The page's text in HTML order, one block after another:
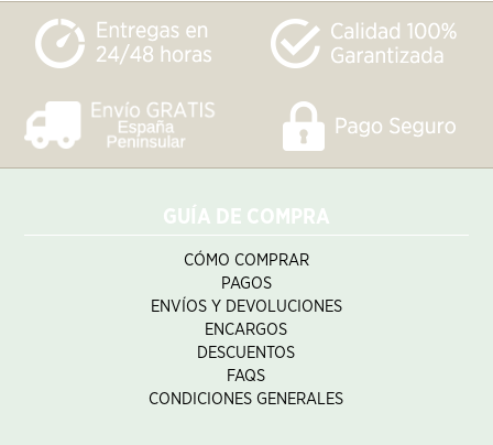
GUÍA DE COMPRA
CÓMO COMPRAR
PAGOS
ENVÍOS Y DEVOLUCIONES
ENCARGOS
DESCUENTOS
FAQS
CONDICIONES GENERALES